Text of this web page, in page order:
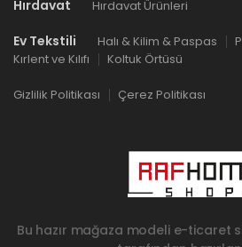
Hırdavat Hırdavat Ürünleri
Ev Tekstili Halı & Kilim & Paspas
Kırlent ve Kılıfı
Koltuk Örtüsü
Gizlilik Politikası Çerez Politikası
Bu hazır mağaza modeli e-ticaret